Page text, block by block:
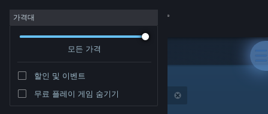
로그인
커뮤니티
가격대
모든 가격
할인 및 이벤트
무료 플레이 게임 숨기기
"Stranded: Alien Dawn - Robots and Guardians"